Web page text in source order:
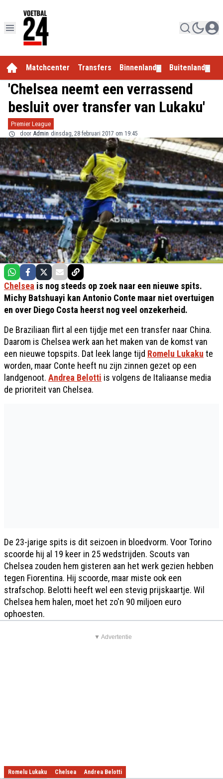
Matchcenter Transfers Binnenland Buitenland
'Chelsea neemt een verrassend
besluit over transfer van Lukaku'
Premier League
door Admin dinsdag, 28 februari 2017 om 19:45
Chelsea is nog steeds op zoek naar een nieuwe spits.
Michy Batshuayi kan Antonio Conte maar niet overtuigen
en over Diego Costa heerst nog veel onzekerheid.
De Braziliaan flirt al een tijdje met een transfer naar China.
Daarom is Chelsea werk aan het maken van de komst van
een nieuwe topspits. Dat leek lange tijd Romelu Lukaku te
worden, maar Conte heeft nu zijn zinnen gezet op een
landgenoot. Andrea Belotti is volgens de Italiaanse media
de prioriteit van Chelsea.
De 23-jarige spits is dit seizoen in bloedvorm. Voor Torino
scoorde hij al 19 keer in 25 wedstrijden. Scouts van
Chelsea zouden hem gisteren aan het werk gezien hebben
tegen Fiorentina. Hij scoorde, maar miste ook een
strafschop. Belotti heeft wel een stevig prijskaartje. Wil
Chelsea hem halen, moet het zo'n 90 miljoen euro
ophoesten.
▼ Advertentie
Romelu Lukaku Chelsea Andrea Belotti